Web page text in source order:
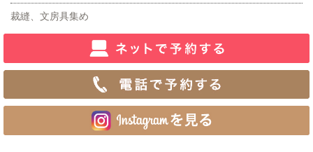
裁縫、文房具集め